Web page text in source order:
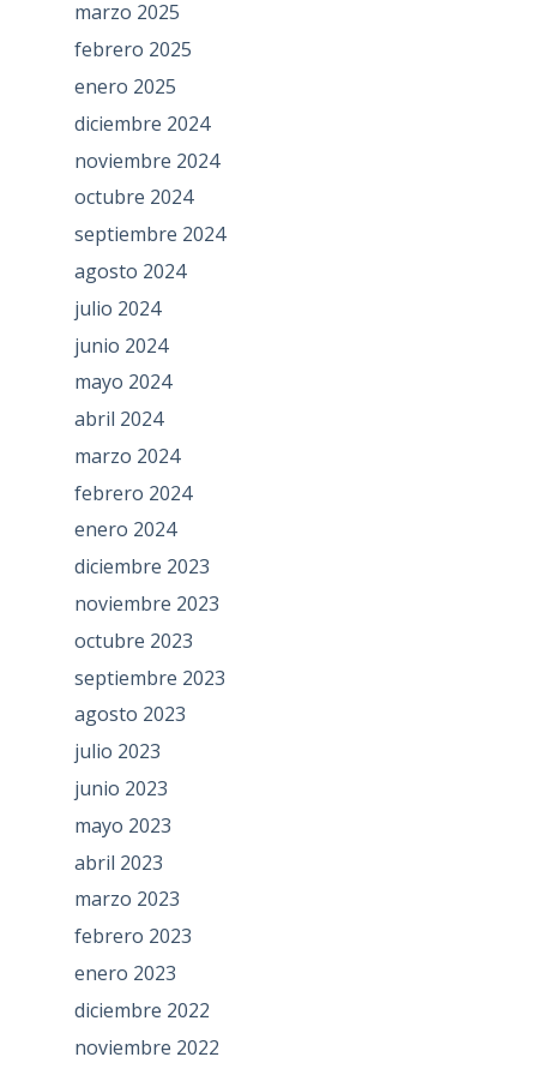
marzo 2025
febrero 2025
enero 2025
diciembre 2024
noviembre 2024
octubre 2024
septiembre 2024
agosto 2024
julio 2024
junio 2024
mayo 2024
abril 2024
marzo 2024
febrero 2024
enero 2024
diciembre 2023
noviembre 2023
octubre 2023
septiembre 2023
agosto 2023
julio 2023
junio 2023
mayo 2023
abril 2023
marzo 2023
febrero 2023
enero 2023
diciembre 2022
noviembre 2022